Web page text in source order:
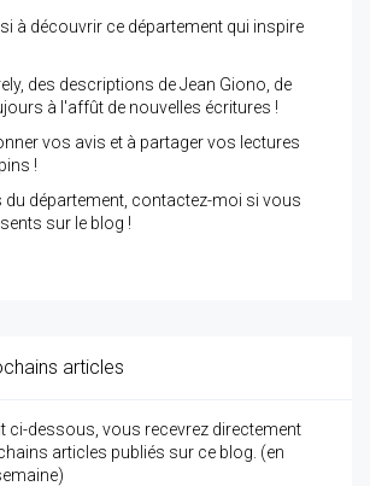
à découvrir ce département qui inspire
des descriptions de Jean Giono, de
à l'affût de nouvelles écritures !
vos avis et à partager vos lectures
!
du département, contactez-moi si vous
sur le blog !
articles
ci-dessous, vous recevrez directement
articles publiés sur ce blog. (en